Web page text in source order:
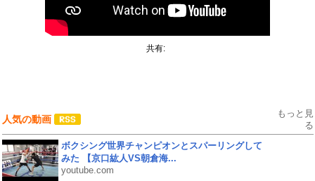
共有:
人気の動画
もっと見
る
ボクシング世界チャンピオンとスパーリングして
みた 【京口紘人VS朝倉海...
youtube.com